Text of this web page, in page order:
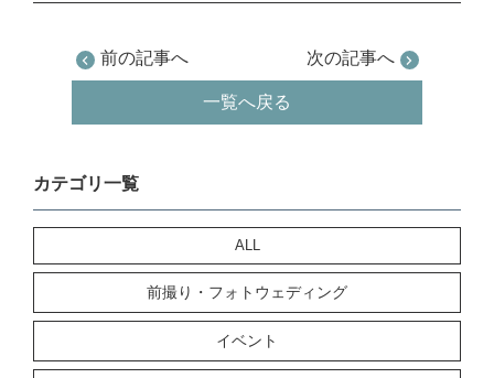
前の記事へ 次の記事へ
一覧へ戻る
カテゴリ一覧
ALL
前撮り・フォトウェディング
イベント